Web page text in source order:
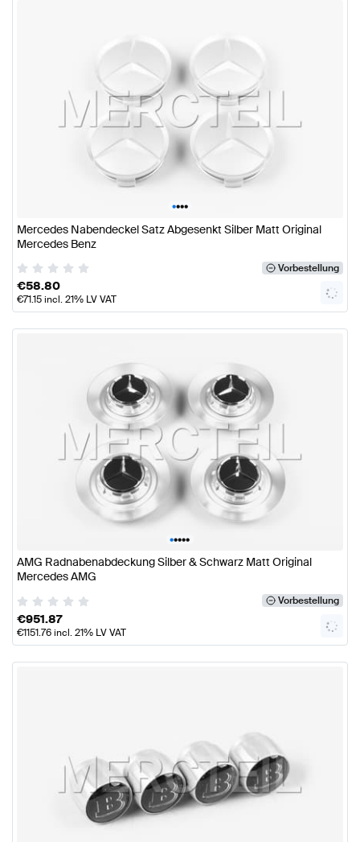
••••
Mercedes Nabendeckel Satz Abgesenkt Silber Matt Original
Mercedes Benz
Vorbestellung
€58.80
€71.15incl. 21% LV VAT
•••••
AMG Radnabenabdeckung Silber & Schwarz Matt Original
Mercedes AMG
Vorbestellung
€951.87
€1151.76incl. 21% LV VAT